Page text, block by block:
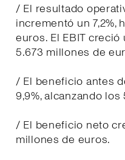
/ El resultado
incrementó un 7,2%,
euros. El EBIT
5.673 millones de
/ El beneficio antes
9,9%, alcanzando
/ El beneficio neto
millones de euros.